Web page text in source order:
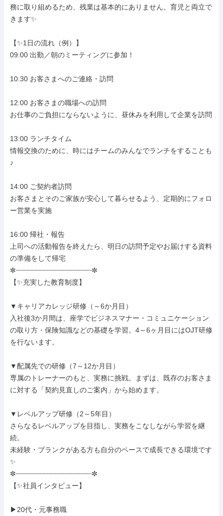
務に取り組めるため、残業は基本的にありません。育児と両立で
きます✨
【✨1日の流れ（例）】
09:00 出勤／朝のミーティングに参加！
10:30 お客さまへのご連絡・訪問
12:00 お客さまの職場への訪問
お仕事のご負担にならないように、昼休みを利用して企業を訪問
13:00 ランチタイム
情報交換のために、時にはチームのみんなでランチをすることも
♪
14:00 ご契約者訪問
お客さまとそのご家族が安心して暮らせるよう、定期的にフォロ
ー営業を実施
16:00 帰社・報告
上司への活動報告を終えたら、明日の訪問予定やお届けする資料
の準備をして帰宅
✼┈┈┈┈┈┈┈┈┈┈┈┈┈┈┈┈┈┈┈✼
【✨充実した教育制度】
▼キャリアカレッジ研修（～6か月目）
入社後3か月間は、座学でビジネスマナー・コミュニケーション
の取り方・保険知識などの基礎を学習。4～6ヶ月目にはOJT研修
を行ないます。
▼配属先での研修（7～12か月目）
専属のトレーナーのもと、実務に挑戦。まずは、既存のお客さま
に対する「契約見直しのご案内」から始めます。
▼レベルアップ研修（2～5年目）
さらなるレベルアップを目指し、実務をこなしながら学習を継
続。
未経験・ブランクがある方も自分のペースで成長できる環境です
✨
✼┈┈┈┈┈┈┈┈┈┈┈┈┈┈┈┈┈┈┈✼
【✨社員インタビュー】
▶20代・元事務職